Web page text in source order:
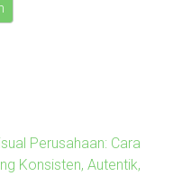
Perusahaan: Cara
Konsisten, Autentik,